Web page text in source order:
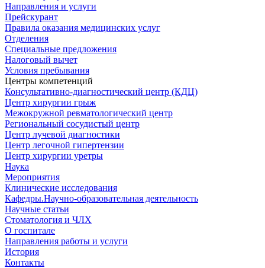
Направления и услуги
Прейскурант
Правила оказания медицинских услуг
Отделения
Специальные предложения
Налоговый вычет
Условия пребывания
Центры компетенций
Консультативно-диагностический центр (КДЦ)
Центр хирургии грыж
Межокружной ревматологический центр
Региональный сосудистый центр
Центр лучевой диагностики
Центр легочной гипертензии
Центр хирургии уретры
Наука
Мероприятия
Клинические исследования
Кафедры.Научно-образовательная деятельность
Научные статьи
Стоматология и ЧЛХ
О госпитале
Направления работы и услуги
История
Контакты